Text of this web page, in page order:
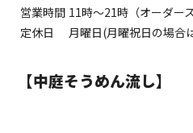
営業時間 11時〜21時（オーダー
定休日
月曜日(月曜祝日の場合
【中庭そうめん流し】